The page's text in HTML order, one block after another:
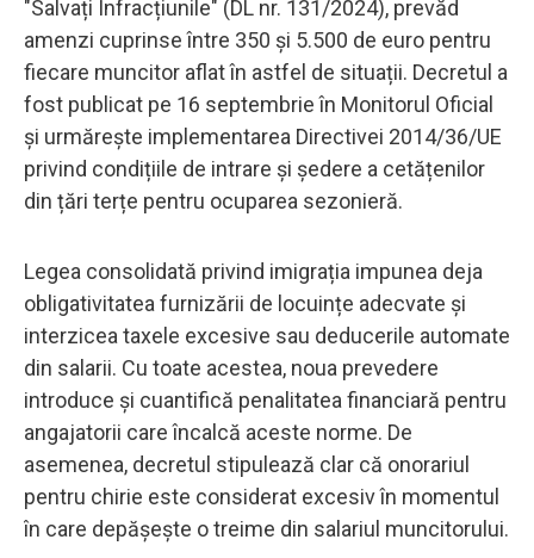
"Salvați Infracțiunile" (DL nr. 131/2024), prevăd
amenzi cuprinse între 350 și 5.500 de euro pentru
fiecare muncitor aflat în astfel de situații. Decretul a
fost publicat pe 16 septembrie în Monitorul Oficial
și urmărește implementarea Directivei 2014/36/UE
privind condițiile de intrare și ședere a cetățenilor
din țări terțe pentru ocuparea sezonieră.
Legea consolidată privind imigrația impunea deja
obligativitatea furnizării de locuințe adecvate și
interzicea taxele excesive sau deducerile automate
din salarii. Cu toate acestea, noua prevedere
introduce și cuantifică penalitatea financiară pentru
angajatorii care încalcă aceste norme. De
asemenea, decretul stipulează clar că onorariul
pentru chirie este considerat excesiv în momentul
în care depășește o treime din salariul muncitorului.